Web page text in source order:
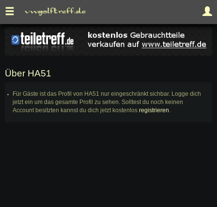
Über HA51
Für Gäste ist das Profil von HA51 nur eingeschränkt sichbar. Logge dich
jetzt ein um das gesamte Profil zu sehen. Solltest du noch keinen
Account besitzten kannst du dich jetzt kostenlos registrieren.